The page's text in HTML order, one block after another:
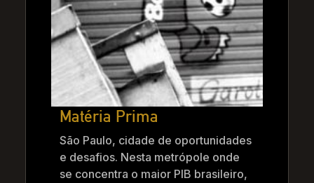
Matéria Prima
São Paulo, cidade de oportunidades
e desafios. Nesta metrópole onde
se concentra o maior PIB brasileiro,